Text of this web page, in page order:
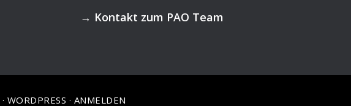
→ Kontakt zum PAO Team
· WORDPRESS · ANMELDEN